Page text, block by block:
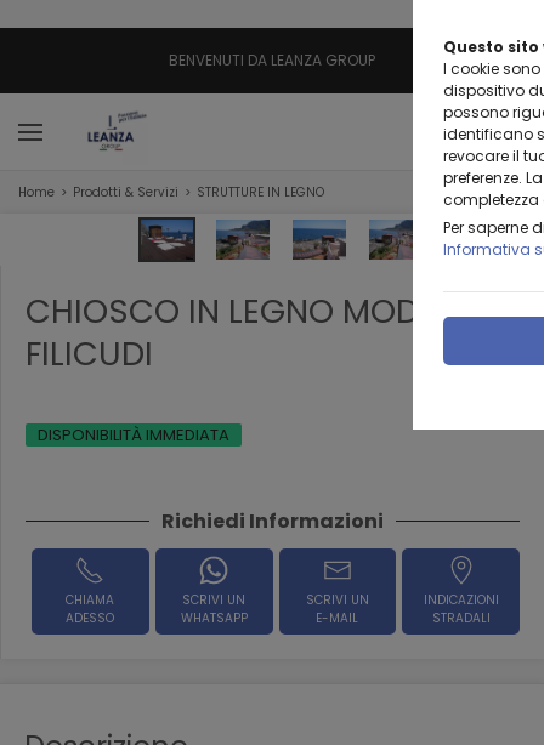
Questo sito
I cookie
dispositivo
possono
identificano
revocare il
preferenze.
completezza
Per saperne
Informativa
BENVENUTI DA LEANZA GROUP
Home Prodotti & Servizi STRUTTURE IN LEGNO
CHIOSCO IN LEGNO MOD.
FILICUDI
DISPONIBILITÀ IMMEDIATA
Richiedi Informazioni
CHIAMA
ADESSO
SCRIVI UN
WHATSAPP
SCRIVI UN
E-MAIL
INDICAZIONI
STRADALI